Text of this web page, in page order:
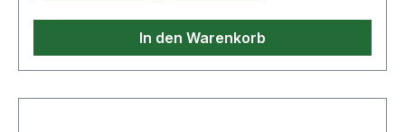
In den Warenkorb